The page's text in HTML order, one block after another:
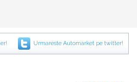
Urmareste Automarket pe twitter!